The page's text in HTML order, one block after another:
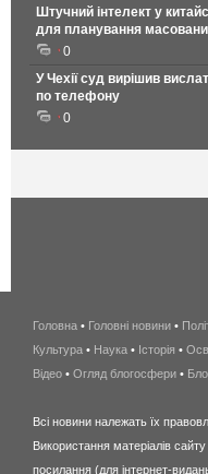
Штучний інтелект у
для планування
0
У Чехії суд вирішив
по телефону
0
Головна • Головні новини •
Культура • Наука • Історія •
Відео • Огляд блогосфери •
Всі новини належать їх
Використання матеріалів сайту
посилання (для інтернет-